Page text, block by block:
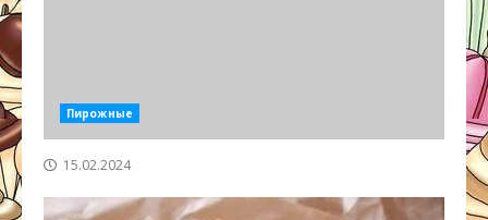
Пирожные
15.02.2024